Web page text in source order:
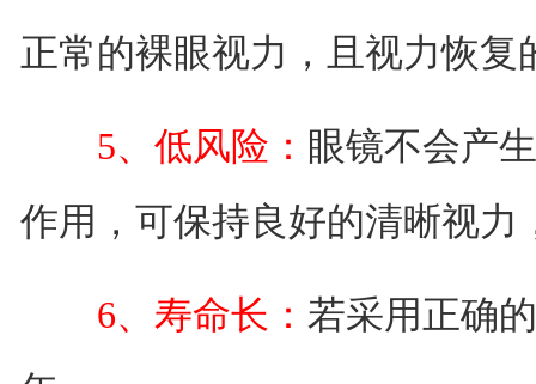
正常的裸眼视力，且视力恢复
5、低风险： 眼镜不会产
作用，可保持良好的清晰视力
6、寿命长： 若采用正确